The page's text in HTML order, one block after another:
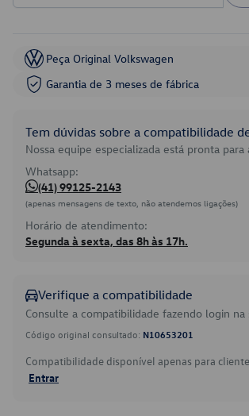
Peça Original Volkswagen
Garantia de 3 meses de fábrica
Tem dúvidas sobre a compatibilidade
Nossa equipe especializada está pronta para
Whatsapp:
(41) 99125-2143
(apenas mensagens de texto, não atendemos ligações)
Horário de atendimento:
Segunda à sexta, das 8h às 17h.
Verifique a compatibilidade
Consulte a compatibilidade fazendo login na
Código original consultado: N10653201
Compatibilidade disponível apenas para
Entrar